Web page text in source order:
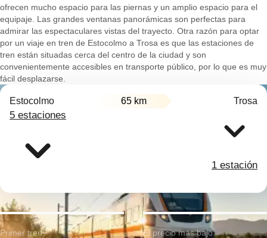
ofrecen mucho espacio para las piernas y un amplio espacio para el
equipaje. Las grandes ventanas panorámicas son perfectas para
admirar las espectaculares vistas del trayecto. Otra razón para optar
por un viaje en tren de Estocolmo a Trosa es que las estaciones de
tren están situadas cerca del centro de la ciudad y son
convenientemente accesibles en transporte público, por lo que es muy
fácil desplazarse.
Estocolmo 65 km Trosa
5 estaciones
1 estación
Primer tren: El precio más bajo: